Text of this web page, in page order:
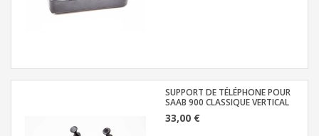
SUPPORT DE TÉLÉPHONE POUR
SAAB 900 CLASSIQUE VERTICAL
33,00 €